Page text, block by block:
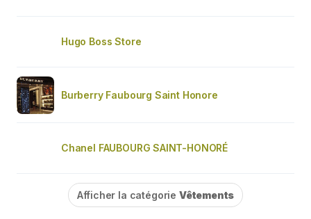
Hugo Boss Store
Burberry Faubourg Saint Honore
Chanel FAUBOURG SAINT-HONORÉ
Afficher la catégorie Vêtements